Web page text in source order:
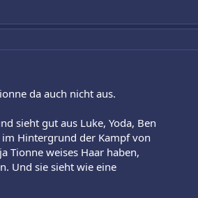
da auch nicht aus.
sieht gut aus Luke, Yoda, Ben
Hintergrund der Kampf von
Tionne weises Haar haben,
Und sie sieht wie eine